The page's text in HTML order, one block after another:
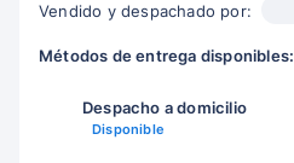
Vendido y despachado por:
Métodos de entrega disponibles:
Despacho a domicilio
Disponible